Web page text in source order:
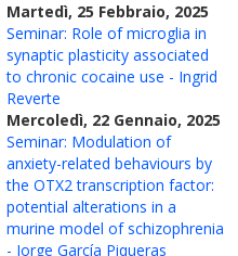
Martedì, 25 Febbraio, 2025
Seminar: Role of microglia in
synaptic plasticity associated
to chronic cocaine use - Ingrid
Reverte
Mercoledì, 22 Gennaio, 2025
Seminar: Modulation of
anxiety-related behaviours by
the OTX2 transcription factor:
potential alterations in a
murine model of schizophrenia
- Jorge García Piqueras